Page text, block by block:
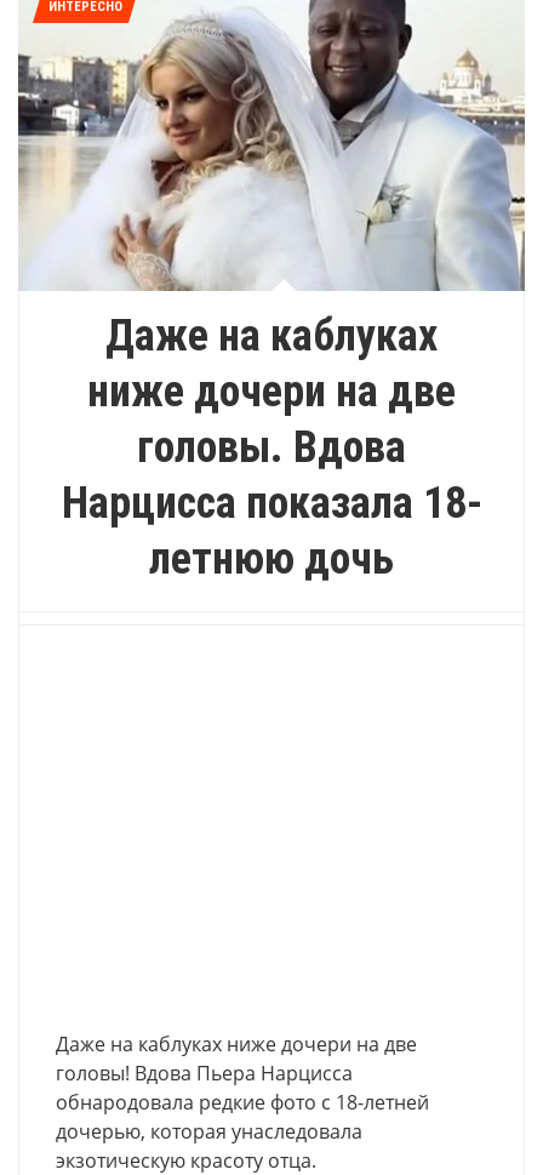
ИНТЕРЕСНО
Даже на каблуках
ниже дочери на две
головы. Вдова
Нарцисса показала 18-
летнюю дочь
Даже на каблуках ниже дочери на две
головы! Вдова Пьера Нарцисса
обнародовала редкие фото с 18-летней
дочерью, которая унаследовала
экзотическую красоту отца.